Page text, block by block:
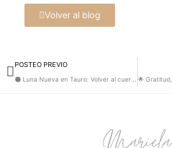
Volver al blog
Prev
POSTEO PREVIO
🌑 Luna Nueva en Tauro: Volver al cuerpo, a la tierra y a lo esencial